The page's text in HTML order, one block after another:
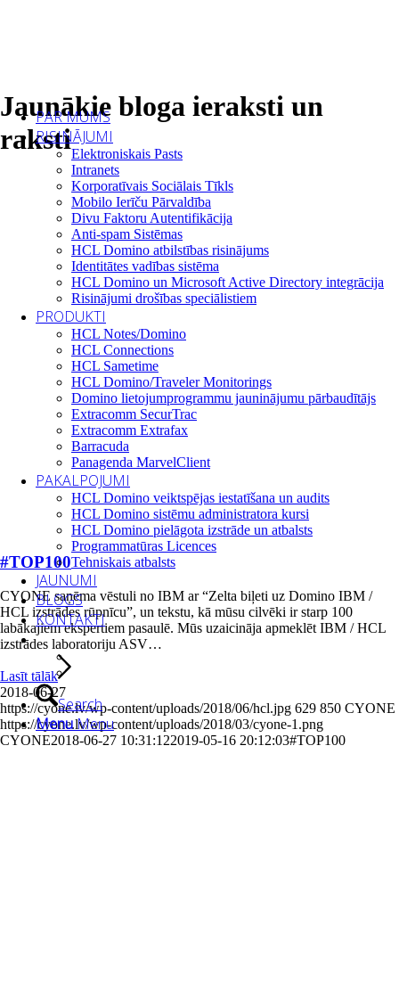
PAR MUMS
RISINĀJUMI
Elektroniskais Pasts
Intranets
Korporatīvais Sociālais Tīkls
Mobilo Ierīču Pārvaldība
Divu Faktoru Autentifikācija
Anti-spam Sistēmas
HCL Domino atbilstības risinājums
Identitātes vadības sistēma
HCL Domino un Microsoft Active Directory integrācija
Risinājumi drošības speciālistiem
PRODUKTI
HCL Notes/Domino
HCL Connections
HCL Sametime
HCL Domino/Traveler Monitorings
Domino lietojumprogrammu jauninājumu pārbaudītājs
Extracomm SecurTrac
Extracomm Extrafax
Barracuda
Panagenda MarvelClient
PAKALPOJUMI
HCL Domino veiktspējas iestatīšana un audits
HCL Domino sistēmu administratora kursi
HCL Domino pielāgota izstrāde un atbalsts
Programmatūras Licences
Tehniskais atbalsts
JAUNUMI
BLOGS
KONTAKTI
Search
MenuMenu
Jaunākie bloga ieraksti un
raksti
#TOP100
CYONE saņēma vēstuli no IBM ar “Zelta biļeti uz Domino IBM /
HCL izstrādes rūpnīcu”, un tekstu, kā mūsu cilvēki ir starp 100
labākajiem ekspertiem pasaulē. Mūs uzaicināja apmeklēt IBM / HCL
izstrādes laboratoriju ASV…
Lasīt tālāk
2018-06-27
https://cyone.lv/wp-content/uploads/2018/06/hcl.jpg 629 850 CYONE
https://cyone.lv/wp-content/uploads/2018/03/cyone-1.png
CYONE2018-06-27 10:31:122019-05-16 20:12:03#TOP100